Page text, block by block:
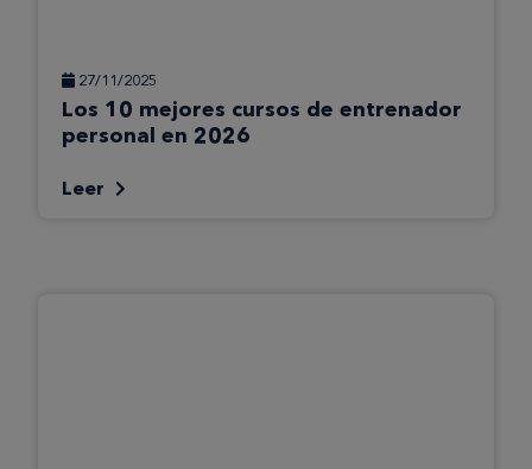
27/11/2025
Los 10 mejores cursos de entrenador
personal en 2026
Leer